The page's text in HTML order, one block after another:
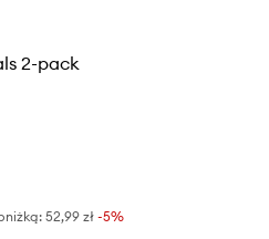
2-pack
52,99 zł -5%